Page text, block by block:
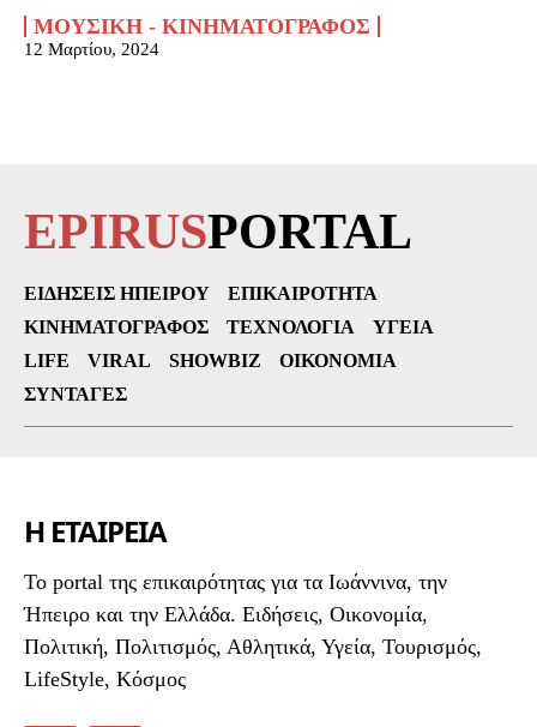
ΜΟΥΣΙΚΉ - ΚΙΝΗΜΑΤΟΓΡΆΦΟΣ
12 Μαρτίου, 2024
EPIRUSPORTAL
ΕΙΔΉΣΕΙΣ ΗΠΕΊΡΟΥ
ΕΠΙΚΑΙΡΌΤΗΤΑ
ΚΙΝΗΜΑΤΟΓΡΆΦΟΣ
ΤΕΧΝΟΛΟΓΊΑ
ΥΓΕΊΑ
LIFE
VIRAL SHOWBIZ
ΟΙΚΟΝΟΜΊΑ
ΣΥΝΤΑΓΈΣ
Η ΕΤΑΙΡΕΙΑ
To portal της επικαιρότητας για τα Ιωάννινα, την
Ήπειρο και την Ελλάδα. Ειδήσεις, Οικονομία,
Πολιτική, Πολιτισμός, Αθλητικά, Υγεία, Τουρισμός,
LifeStyle, Κόσμος